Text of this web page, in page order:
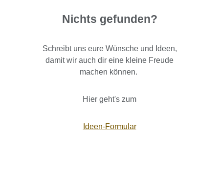
Nichts gefunden?
Schreibt uns eure Wünsche und Ideen,
damit wir auch dir eine kleine Freude
machen können.
Hier geht's zum
Ideen-Formular